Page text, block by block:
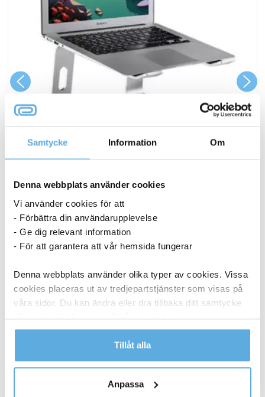
Samtycke Information Om
Denna webbplats använder cookies
Vi använder cookies för att
- Förbättra din användarupplevelse
- Ge dig relevant information
- För att garantera att vår hemsida fungerar
Denna webbplats använder olika typer av cookies. Vissa
cookies placeras ut av tredjepartstjänster som visas på
våra sidor. Du kan ändra eller dra tillbaka ditt samtycke
Läs mer i vår integritetspolicy om vilka vi är, hur du
kontaktar oss och på vilket sätt vi behandlar
Tillåt alla
Anpassa
623,75kr
Laptopstöd
Desire2
Supreme
Pro
mängd
ANDRA KÖPTE OCKSÅ